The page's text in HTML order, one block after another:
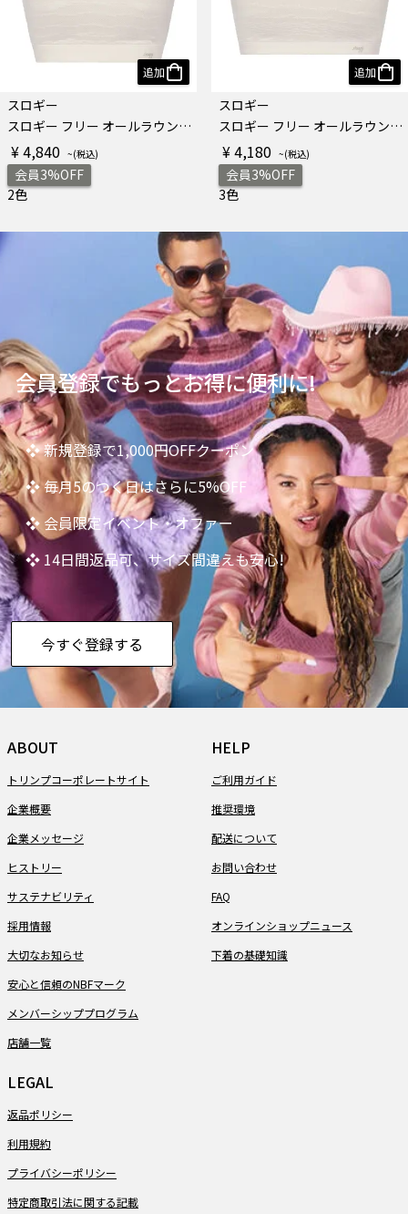
追加
スロギー
スロギー フリー オールラウンド レース ノンワイヤーブラジャー ラージ
¥ 4,840
会員3%OFF
2色
追加
スロギー
スロギー フリー オールラウンド レース ノンワイヤーブラジャー
¥ 4,180
会員3%OFF
3色
会員登録でもっとお得に便利に!
❖ 新規登録で1,000円OFFクーポン
❖ 毎月5のつく日はさらに5%OFF
❖ 会員限定イベント・オファー
❖ 14日間返品可、サイズ間違えも安心!
今すぐ登録する
ABOUT
トリンプコーポレートサイト
企業概要
企業メッセージ
ヒストリー
サステナビリティ
採用情報
大切なお知らせ
安心と信頼のNBFマーク
メンバーシッププログラム
店舗一覧
HELP
ご利用ガイド
推奨環境
配送について
お問い合わせ
FAQ
オンラインショップニュース
下着の基礎知識
LEGAL
返品ポリシー
利用規約
プライバシーポリシー
特定商取引法に関する記載